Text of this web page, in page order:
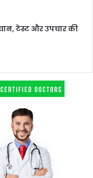
टेस्ट और उपचार की